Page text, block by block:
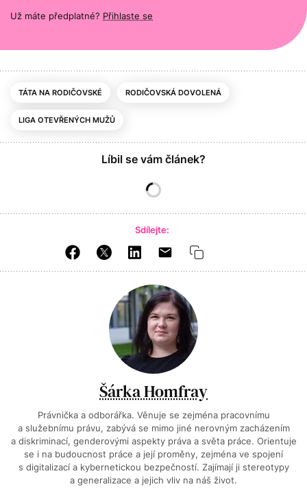
Už máte předplatné? Přihlaste se
TÁTA NA RODIČOVSKÉ RODIČOVSKÁ DOVOLENÁ
LIGA OTEVŘENÝCH MUŽŮ
Líbil se vám článek?
Sdílejte:
Šárka Homfray
Právnička a odborářka. Věnuje se zejména pracovnímu
a služebnímu právu, zabývá se mimo jiné nerovným zacházením
a diskriminací, genderovými aspekty práva a světa práce. Orientuje
se i na budoucnost práce a její proměny, zejména ve spojení
s digitalizací a kybernetickou bezpečností. Zajímají ji stereotypy
a generalizace a jejich vliv na náš život.